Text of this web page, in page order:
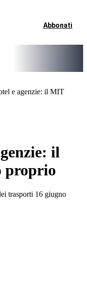
Abbonati
e agenzie: il MIT
il
proprio
trasporti 16 giugno